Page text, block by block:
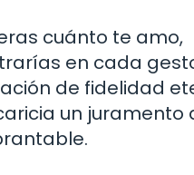
cuánto te amo,
en cada
de fidelidad
un juramento